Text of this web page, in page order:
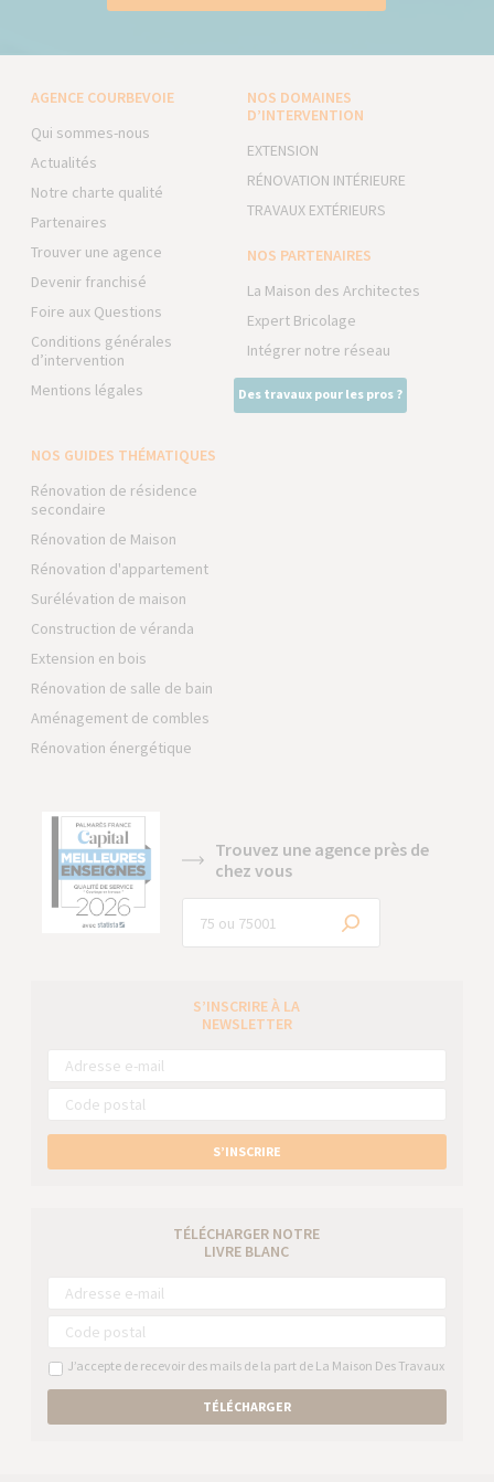
AGENCE COURBEVOIE
Qui sommes-nous
Actualités
Notre charte qualité
Partenaires
Trouver une agence
Devenir franchisé
Foire aux Questions
Conditions générales
d’intervention
Mentions légales
NOS DOMAINES
D’INTERVENTION
EXTENSION
RÉNOVATION INTÉRIEURE
TRAVAUX EXTÉRIEURS
NOS PARTENAIRES
La Maison des Architectes
Expert Bricolage
Intégrer notre réseau
Des travaux pour les pros ?
NOS GUIDES THÉMATIQUES
Rénovation de résidence
secondaire
Rénovation de Maison
Rénovation d'appartement
Surélévation de maison
Construction de véranda
Extension en bois
Rénovation de salle de bain
Aménagement de combles
Rénovation énergétique
Trouvez une agence près de
chez vous
S’INSCRIRE À LA
NEWSLETTER
S’INSCRIRE
TÉLÉCHARGER NOTRE
LIVRE BLANC
J’accepte de recevoir des mails de la part de La Maison Des Travaux
TÉLÉCHARGER